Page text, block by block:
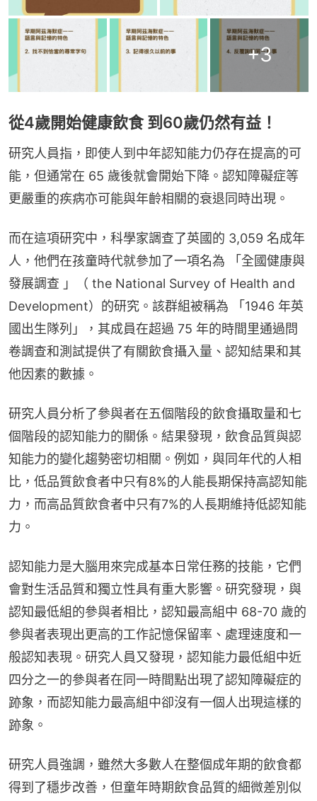
+3
從4歲開始健康飲食 到60歲仍然有益！
研究人員指，即使人到中年認知能力仍存在提高的可
能，但通常在 65 歲後就會開始下降。認知障礙症等
更嚴重的疾病亦可能與年齡相關的衰退同時出現。
而在這項研究中，科學家調查了英國的 3,059 名成年
人，他們在孩童時代就參加了一項名為 「全國健康與
發展調查 」（ the National Survey of Health and
Development）的研究。該群組被稱為 「1946 年英
國出生隊列」，其成員在超過 75 年的時間里通過問
卷調查和測試提供了有關飲食攝入量、認知結果和其
他因素的數據。
研究人員分析了參與者在五個階段的飲食攝取量和七
個階段的認知能力的關係。結果發現，飲食品質與認
知能力的變化趨勢密切相關。例如，與同年代的人相
比，低品質飲食者中只有8%的人能長期保持高認知能
力，而高品質飲食者中只有7%的人長期維持低認知能
力。
認知能力是大腦用來完成基本日常任務的技能，它們
會對生活品質和獨立性具有重大影響。研究發現，與
認知最低組的參與者相比，認知最高組中 68-70 歲的
參與者表現出更高的工作記憶保留率、處理速度和一
般認知表現。研究人員又發現，認知能力最低組中近
四分之一的參與者在同一時間點出現了認知障礙症的
跡象，而認知能力最高組中卻沒有一個人出現這樣的
跡象。
研究人員強調，雖然大多數人在整個成年期的飲食都
得到了穩步改善，但童年時期飲食品質的細微差別似